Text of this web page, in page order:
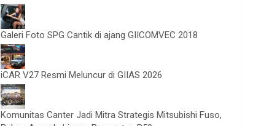
Galeri Foto SPG Cantik di ajang GIICOMVEC 2018
iCAR V27 Resmi Meluncur di GIIAS 2026
Komunitas Canter Jadi Mitra Strategis Mitsubishi Fuso,